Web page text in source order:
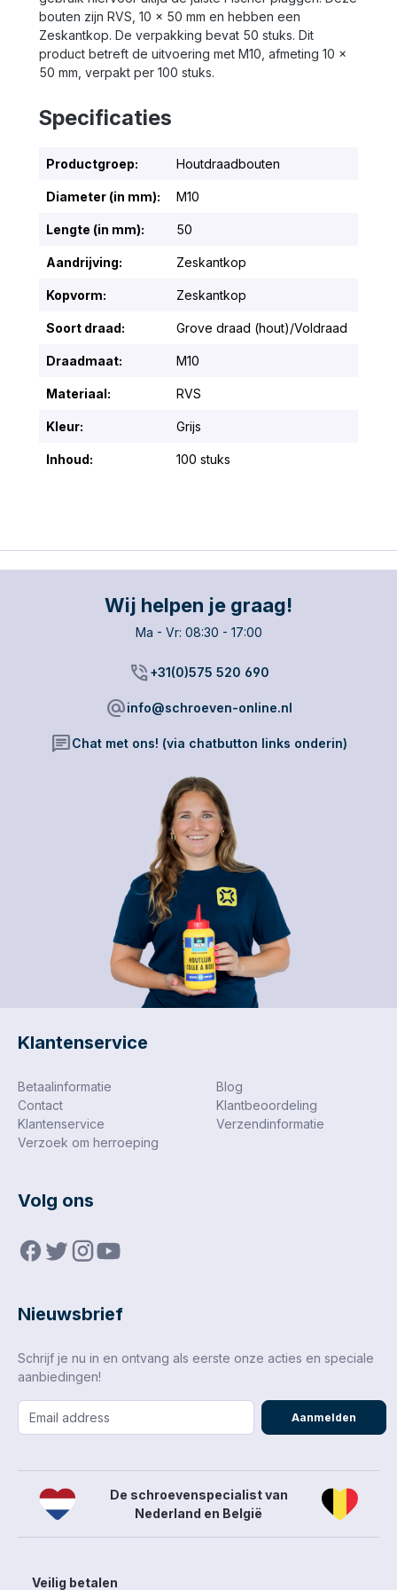
bouten zijn RVS, 10 x 50 mm en hebben een
Zeskantkop. De verpakking bevat 50 stuks. Dit
product betreft de uitvoering met M10, afmeting 10 x
50 mm, verpakt per 100 stuks.
Specificaties
Productgroep: Houtdraadbouten
Diameter (in mm): M10
Lengte (in mm): 50
Aandrijving: Zeskantkop
Kopvorm: Zeskantkop
Soort draad: Grove draad (hout)/Voldraad
Draadmaat: M10
Materiaal: RVS
Kleur: Grijs
Inhoud: 100 stuks
Wij helpen je graag!
Ma - Vr: 08:30 - 17:00
phone_in_talk+31(0)575 520 690
alternate_emailinfo@schroeven-online.nl
chatChat met ons! (via chatbutton links onderin)
Klantenservice
Betaalinformatie
Blog
Contact
Klantbeoordeling
Klantenservice
Verzendinformatie
Verzoek om herroeping
Volg ons
Nieuwsbrief
Schrijf je nu in en ontvang als eerste onze acties en speciale
aanbiedingen!
Aanmelden
De schroevenspecialist van
Nederland en België
Veilig betalen